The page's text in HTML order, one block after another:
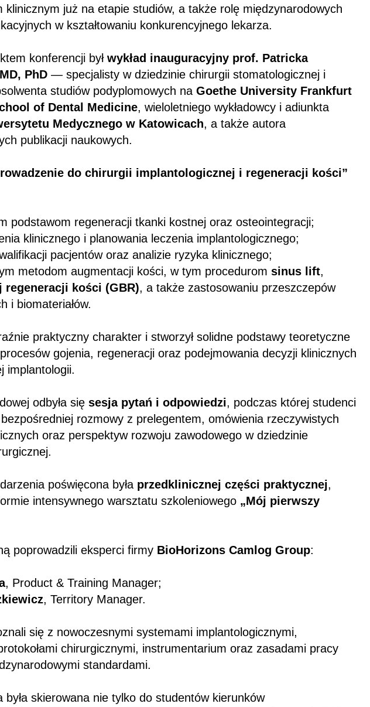
klinicznym już na etapie studiów, a także rolę międzynarodowych
w kształtowaniu konkurencyjnego lekarza.
konferencji był wykład inauguracyjny prof. Patricka
PhD — specjalisty w dziedzinie chirurgii stomatologicznej i
studiów podyplomowych na Goethe University Frankfurt
of Dental Medicine, wieloletniego wykładowcy i adiunkta
Medycznego w Katowicach, a także autora
publikacji naukowych.
do chirurgii implantologicznej i regeneracji kości”
podstawom regeneracji tkanki kostnej oraz osteointegracji;
klinicznego i planowania leczenia implantologicznego;
pacjentów oraz analizie ryzyka klinicznego;
metodom augmentacji kości, w tym procedurom sinus lift,
regeneracji kości (GBR), a także zastosowaniu przeszczepów
i biomateriałów.
praktyczny charakter i stworzył solidne podstawy teoretyczne
gojenia, regeneracji oraz podejmowania decyzji klinicznych
implantologii.
odbyła się sesja pytań i odpowiedzi, podczas której studenci
rozmowy z prelegentem, omówienia rzeczywistych
oraz perspektyw rozwoju zawodowego w dziedzinie
poświęcona była przedklinicznej części praktycznej,
intensywnego warsztatu szkoleniowego „Mój pierwszy
poprowadzili eksperci firmy BioHorizons Camlog Group:
, Product & Training Manager;
, Territory Manager.
się z nowoczesnymi systemami implantologicznymi,
chirurgicznymi, instrumentarium oraz zasadami pracy
standardami.
była skierowana nie tylko do studentów kierunków